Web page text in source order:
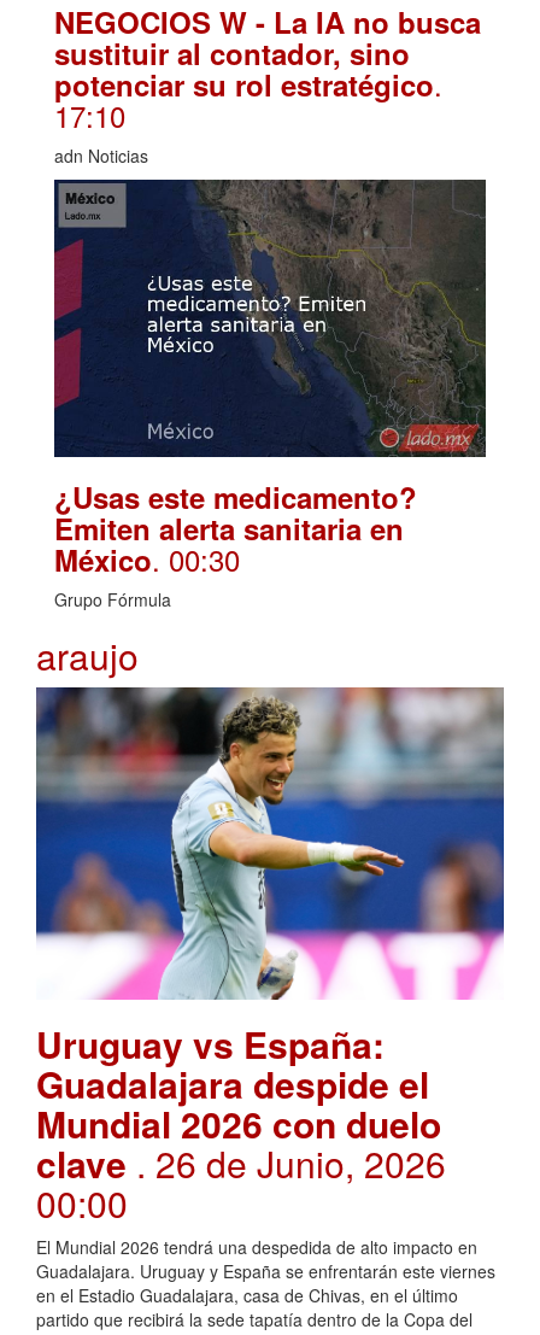
NEGOCIOS W - La IA no busca
sustituir al contador, sino
potenciar su rol estratégico.
17:10
adn Noticias
¿Usas este medicamento?
Emiten alerta sanitaria en
México. 00:30
Grupo Fórmula
araujo
Uruguay vs España:
Guadalajara despide el
Mundial 2026 con duelo
clave . 26 de Junio, 2026
00:00
El Mundial 2026 tendrá una despedida de alto impacto en
Guadalajara. Uruguay y España se enfrentarán este viernes
en el Estadio Guadalajara, casa de Chivas, en el último
partido que recibirá la sede tapatía dentro de la Copa del